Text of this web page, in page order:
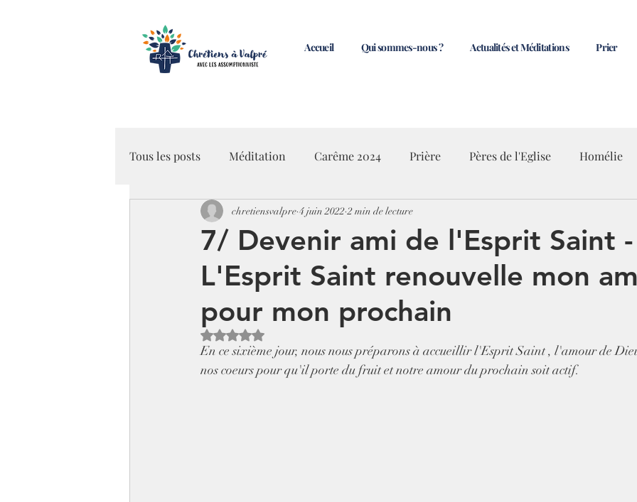
Accueil Qui sommes-nous ? Actualités et Méditations Prier
Tous les posts Méditation Carême 2024 Prière Pères de l'Eglise Homélie
Miséricorde
7/ Devenir ami de l'Esprit Saint -
L'Esprit Saint renouvelle mon
pour mon prochain
chretiensvalpre 4 juin 2022 2 min de lecture
Noté NaN étoiles sur 5.
En ce sixième jour, nous nous préparons à accueillir l'Esprit Saint , l'amour de
nos coeurs pour qu'il porte du fruit et notre amour du prochain soit actif.